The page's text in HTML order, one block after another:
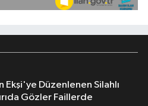
Düzenlenen Silahlı
Gözler Faillerde